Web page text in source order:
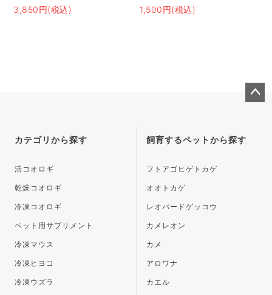
3,850円(税込)
1,500円(税込)
カテゴリから探す
活コオロギ
乾燥コオロギ
冷凍コオロギ
ペット用サプリメント
冷凍マウス
冷凍ヒヨコ
冷凍ウズラ
飼育するペットから探す
フトアゴヒゲトカゲ
オオトカゲ
レオパードゲッコウ
カメレオン
カメ
アロワナ
カエル